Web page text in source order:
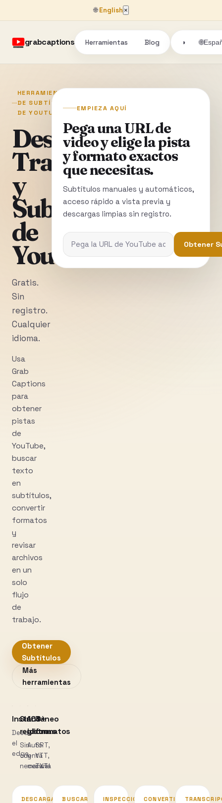
🌐English ×
grabcaptions Herramientas Blog ◑ 🌐
HERRAMIENTAS
DE SUBTÍTULOS
DE YOUTUBE
Descarga
Transcripciones
y
Subtítulos
de
YouTube
Gratis.
Sin
registro.
Cualquier
idioma.
Usa
Grab
Captions
para
obtener
pistas
de
YouTube,
buscar
texto
en
subtítulos,
convertir
formatos
y
revisar
archivos
en un
solo
flujo
de
trabajo.
Obtener
Subtítulos
Más
herramientas
Instantáneo
Desde
el
edge
Sin
registro
Sin
cuenta
necesaria
100+
idiomas
Auto
y
manual
3
formatos
SRT,
VTT,
TXT
EMPIEZA AQUÍ
Pega una URL de
video y elige la pista
y formato exactos
que necesitas.
Subtítulos manuales y automáticos,
acceso rápido a vista previa y
descargas limpias sin registro.
Obtener
DESCARGAR BUSCAR INSPECCIONARCONVERTIR